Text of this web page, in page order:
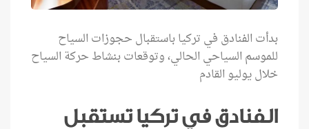
بدأت الفنادق في تركيا باستقبال حجوزات السياح
للموسم السياحي الحالي، وتوقعات بنشاط حركة السياح
خلال يوليو القادم
الفنادق في تركيا تستقبل